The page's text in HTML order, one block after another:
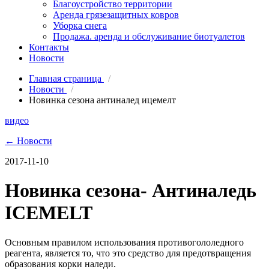
Благоустройство территории
Аренда грязезащитных ковров
Уборка снега
Продажа. аренда и обслуживание биотуалетов
Контакты
Новости
Главная страница
/
Новости
/
Новинка сезона антиналед ицемелт
видео
← Новости
2017-11-10
Новинка сезона- Антиналедь
ICEMELT
Основным правилом использования противогололедного
реагента, является то, что это средство для предотвращения
образования корки наледи.